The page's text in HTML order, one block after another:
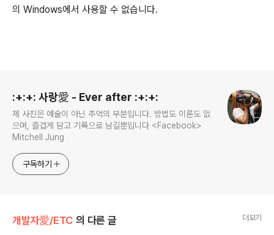
의 Windows에서 사용할 수 없습니다.
:+:+: 사랑愛 - Ever after :+:+:
제 사진은 예술이 아닌 추억의 부분입니다. 방법도 이론도 없
으며, 즐겁게 담고 기록으로 남길뿐입니다 <Facebook>
Mitchell Jung
구독하기
개발자愛/ETC 의 다른 글 더보기